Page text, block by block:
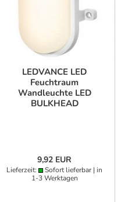
LEDVANCE LED
Feuchtraum
Wandleuchte LED
BULKHEAD
9,92 EUR
Lieferzeit:
Sofort lieferbar | in
1-3 Werktagen